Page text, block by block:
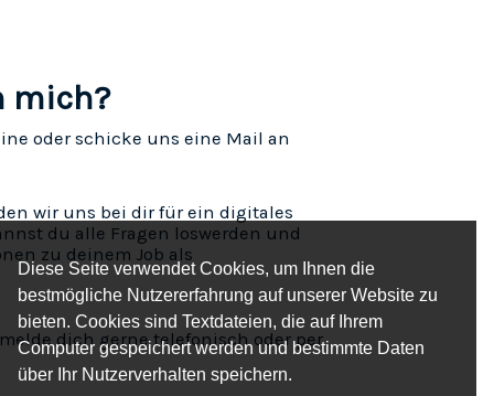
Diese Seite verwendet Cookies, um Ihnen die
bestmögliche Nutzererfahrung auf unserer Website zu
bieten. Cookies sind Textdateien, die auf Ihrem
Computer gespeichert werden und bestimmte Daten
über Ihr Nutzerverhalten speichern.
mich?
oder schicke uns eine Mail an
wir uns bei dir für ein digitales
du alle Fragen loswerden und
zu deinem Job als
dich gerne telefonisch oder per